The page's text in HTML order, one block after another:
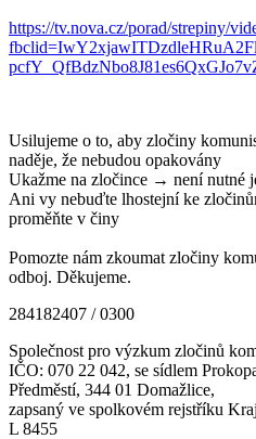
https://tv.nova.cz/porad/strepiny/
Usilujeme o to, aby zločiny
naděje, že nebudou opakovány
Ukažme na zločince → není nutné
Ani vy nebuďte lhostejní ke
proměňte v činy
Pomozte nám zkoumat zločiny
odboj. Děkujeme.
284182407 / 0300
Společnost pro výzkum zločinů
IČO: 070 22 042, se sídlem
Předměstí, 344 01 Domažlice,
zapsaný ve spolkovém rejstříku
L 8455